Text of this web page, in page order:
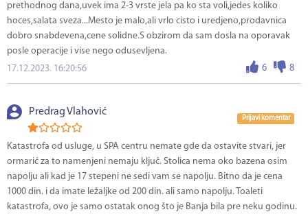
prethodnog dana,uvek ima 2-3 vrste jela pa ko sta voli,jedes koliko
hoces,salata sveza...Mesto je malo,ali vrlo cisto i uredjeno,prodavnica
dobro snabdevena,cene solidne.S obzirom da sam dosla na oporavak
posle operacije i vise nego odusevljena.
6
8
17.12.2023. 16:20:56
Predrag Vlahović
Prijavi komentar
Katastrofa od usluge, u SPA centru nemate gde da ostavite stvari, jer
ormarić za to namenjeni nemaju ključ. Stolica nema oko bazena osim
napolju ali kad je 17 stepeni ne sedi vam se napolju. Bitno da je cena
1000 din. i da imate ležaljke od 200 din. ali samo napolju. Toaleti
katastrofa, ovo je samo ostatak onog što je Banja bila pre neku godinu.